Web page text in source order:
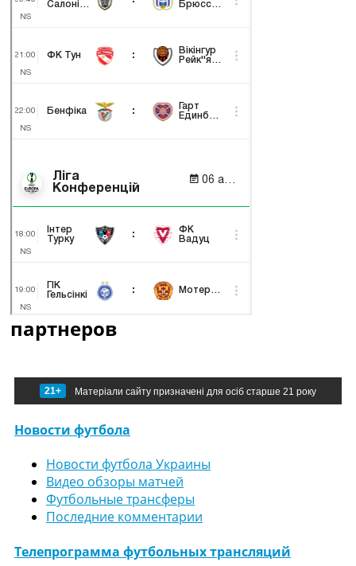
партнеров
21+ Матеріали сайту призначені для осіб старше 21 року
Новости футбола
Новости футбола Украины
Видео обзоры матчей
Футбольные трансферы
Последние комментарии
Телепрограмма футбольных трансляций